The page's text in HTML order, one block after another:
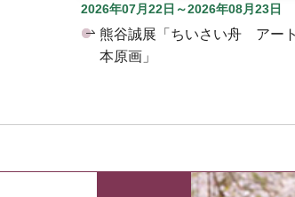
2026年07月22日～2026年08月23日
熊谷誠展「ちいさい舟 アー
本原画」